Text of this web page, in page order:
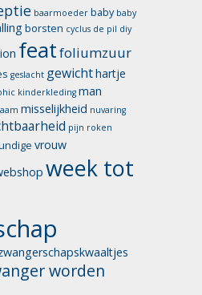
baarmoeder baby baby
borsten cyclus de pil diy
featfoliumzuur
geslacht gewichthartje
kinderkleding man
misselijkheid nuvaring
pijn roken
vrouw
week tot
worden